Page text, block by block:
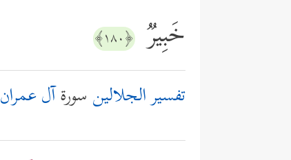
خَبِیرࣱ ﴿١٨٠﴾
تفسير الجلالين سورةآل عمران